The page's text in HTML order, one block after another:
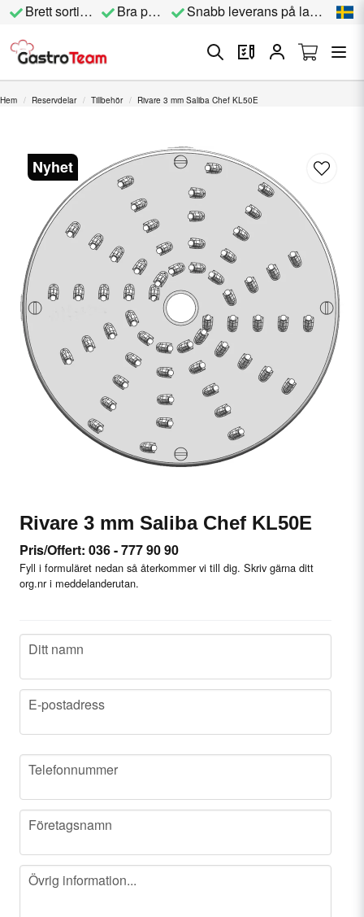
Brett sortiment Bra priser Snabb leverans på lagervara
Hem Reservdelar Tillbehör Rivare 3 mm Saliba Chef KL50E
Nyhet
Rivare 3 mm Saliba Chef KL50E
Pris/Offert: 036 - 777 90 90
Fyll i formuläret nedan så återkommer vi till dig. Skriv gärna ditt
org.nr i meddelanderutan.
name
Ditt namn
email
E-postadress
phone
Telefonnummer
company
Företagsnamn
message
Övrig information...